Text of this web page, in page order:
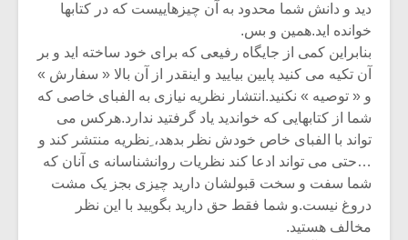
دید و دانش شما محدود به آن چیزهاییست که در کتابها
خوانده اید.همین و بس.
بنابراین کمی از جایگاه رفیعی که برای خود ساخته اید و بر
آن تکیه می کنید پایین بیایید و اینقدر از آن بالا « سفارش »
و « توصیه » نکنید.انتشار نظریه نیازی به الفبای خاصی که
شما از کتابهایی که خواندید یاد گرفتید ندارد.هرکس می
تواند با الفبای خاص خودش نظر بدهد، ِنظریه منتشر کند و
…حتی می تواند ادعا کند نظریات روانشناسانه ی آنان که
شما سفت و سخت قبولشان دارید چیزی بجز یک مشت
دروغ نیست.و شما فقط حق دارید بگویید با این نظر
مخالف هستید.